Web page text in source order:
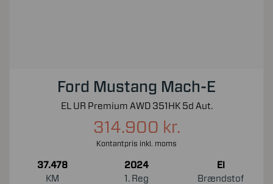
Ford Mustang Mach-E
EL UR Premium AWD 351HK 5d Aut.
314.900 kr.
Kontantpris inkl. moms
37.478
KM
2024
1. Reg
El
Brændstof